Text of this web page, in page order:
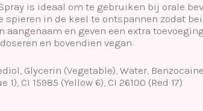
is ideaal om te gebruiken bij orale
spieren in de keel te ontspannen zodat
en geven een extra
en bovendien vegan.
Glycerin (Vegetable), Water,
CI 15985 (Yellow 6), CI 26100 (Red 17)